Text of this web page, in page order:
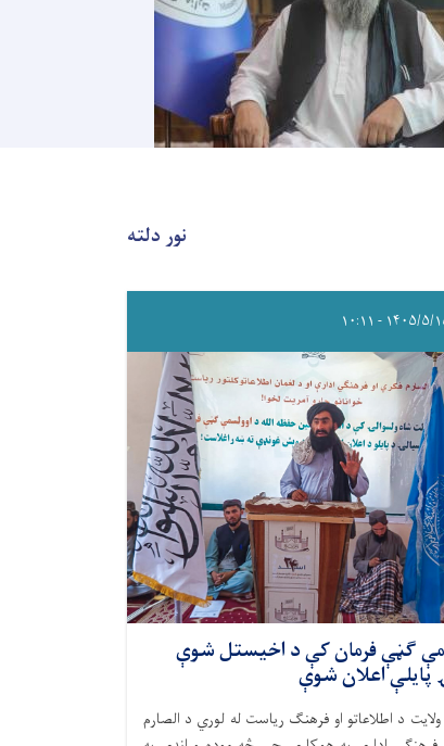
نور دلته
په ۱۷مې ګڼې فرمان کې د اخیستل شوې
پایلې اعلان شوې
د اطلاعاتو او فرهنګ ریاست له لوري د الصارم